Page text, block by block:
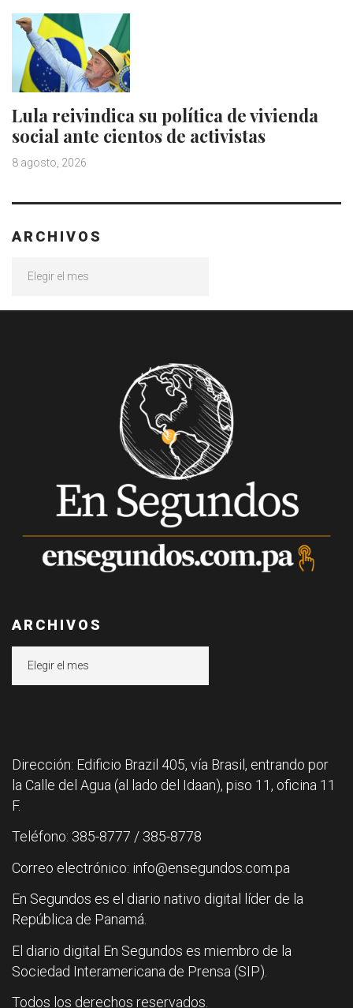
Lula reivindica su política de vivienda
social ante cientos de activistas
8 agosto, 2026
ARCHIVOS
ARCHIVOS
Dirección: Edificio Brazil 405, vía Brasil, entrando por
la Calle del Agua (al lado del Idaan), piso 11, oficina 11
F.
Teléfono: 385-8777 / 385-8778
Correo electrónico: info@ensegundos.com.pa
En Segundos es el diario nativo digital líder de la
República de Panamá.
El diario digital En Segundos es miembro de la
Sociedad Interamericana de Prensa (SIP).
Todos los derechos reservados.